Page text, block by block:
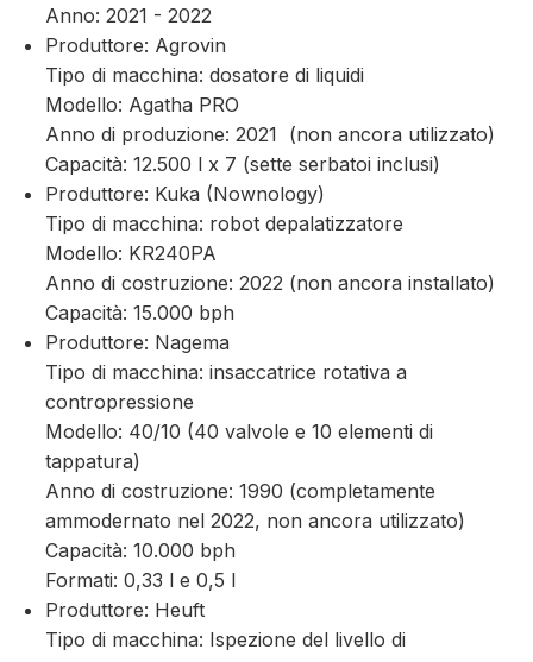
Anno: 2021 - 2022
Produttore: Agrovin
Tipo di macchina: dosatore di liquidi
Modello: Agatha PRO
Anno di produzione: 2021 (non ancora utilizzato)
Capacità: 12.500 l x 7 (sette serbatoi inclusi)
Produttore: Kuka (Nownology)
Tipo di macchina: robot depalatizzatore
Modello: KR240PA
Anno di costruzione: 2022 (non ancora installato)
Capacità: 15.000 bph
Produttore: Nagema
Tipo di macchina: insaccatrice rotativa a
contropressione
Modello: 40/10 (40 valvole e 10 elementi di
tappatura)
Anno di costruzione: 1990 (completamente
ammodernato nel 2022, non ancora utilizzato)
Capacità: 10.000 bph
Formati: 0,33 l e 0,5 l
Produttore: Heuft
Tipo di macchina: Ispezione del livello di